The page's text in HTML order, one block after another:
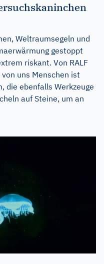
Weltraumsegeln und
gestoppt
riskant. Von RALF
uns Menschen ist
die ebenfalls Werkzeuge
auf Steine, um an